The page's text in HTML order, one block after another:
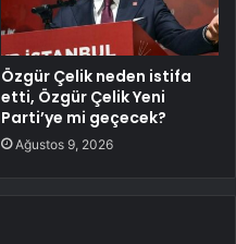
Özgür Çelik neden istifa
etti, Özgür Çelik Yeni
Parti’ye mi geçecek?
Ağustos 9, 2026